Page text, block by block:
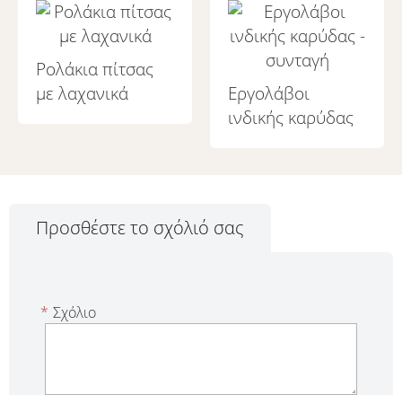
Ρολάκια πίτσας
με λαχανικά
Εργολάβοι
ινδικής καρύδας
Προσθέστε το σχόλιό σας
Σχόλιο
*